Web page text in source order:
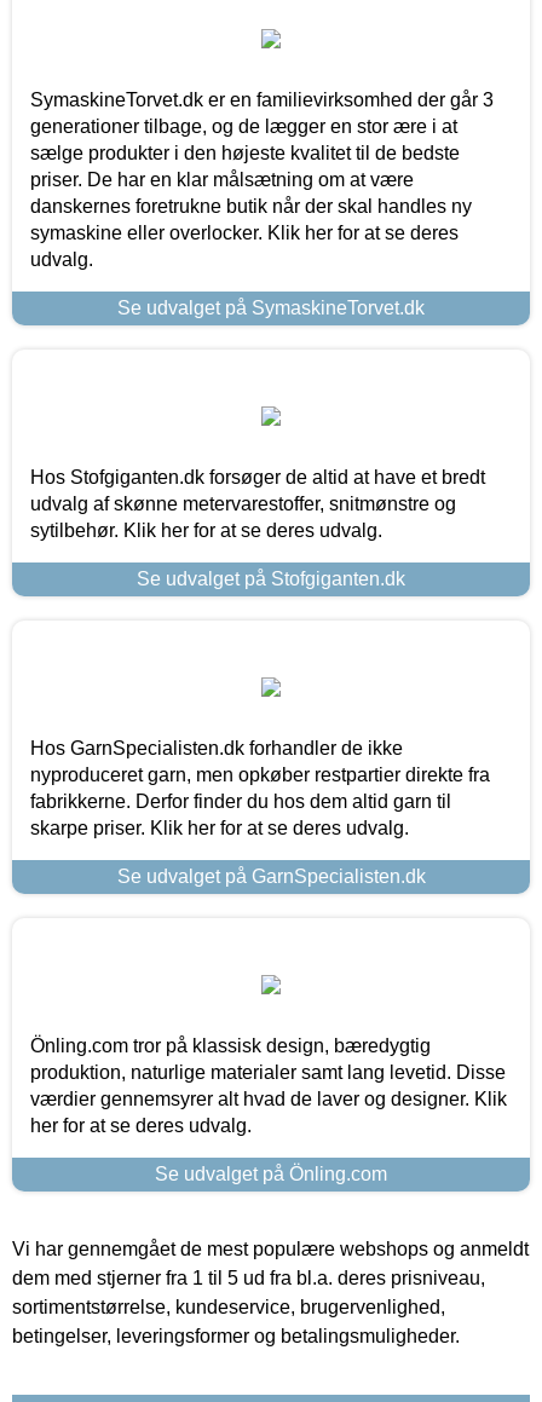
SymaskineTorvet.dk er en familievirksomhed der går 3
generationer tilbage, og de lægger en stor ære i at
sælge produkter i den højeste kvalitet til de bedste
priser. De har en klar målsætning om at være
danskernes foretrukne butik når der skal handles ny
symaskine eller overlocker. Klik her for at se deres
udvalg.
Se udvalget på SymaskineTorvet.dk
Hos Stofgiganten.dk forsøger de altid at have et bredt
udvalg af skønne metervarestoffer, snitmønstre og
sytilbehør. Klik her for at se deres udvalg.
Se udvalget på Stofgiganten.dk
Hos GarnSpecialisten.dk forhandler de ikke
nyproduceret garn, men opkøber restpartier direkte fra
fabrikkerne. Derfor finder du hos dem altid garn til
skarpe priser. Klik her for at se deres udvalg.
Se udvalget på GarnSpecialisten.dk
Önling.com tror på klassisk design, bæredygtig
produktion, naturlige materialer samt lang levetid. Disse
værdier gennemsyrer alt hvad de laver og designer. Klik
her for at se deres udvalg.
Se udvalget på Önling.com
Vi har gennemgået de mest populære webshops og anmeldt
dem med stjerner fra 1 til 5 ud fra bl.a. deres prisniveau,
sortimentstørrelse, kundeservice, brugervenlighed,
betingelser, leveringsformer og betalingsmuligheder.